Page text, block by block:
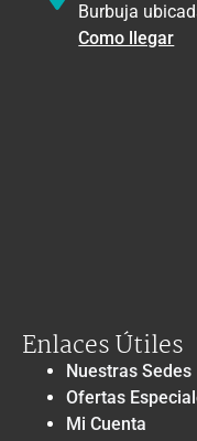
Burbuja
Como llegar
Enlaces Útiles
Nuestras Sedes
Ofertas
Mi Cuenta